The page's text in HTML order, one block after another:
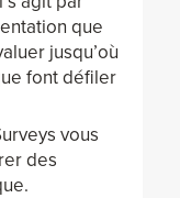
que
jusqu’où
font défiler
vous
des